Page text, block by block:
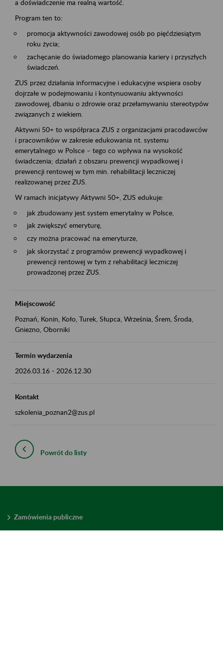
a doświadczenie ma realną wartość.
Program ten to:
promocja aktywności zawodowej osób po pięćdziesiątym
roku życia;
zachęcanie do świadomego planowania kariery i przyszłych
świadczeń.
ZUS przez działania informacyjne i edukacyjne wspiera osoby
dojrzałe w podejmowaniu i kontynuowaniu aktywności
zawodowej, dbaniu o zdrowie oraz przełamywaniu stereotypów
związanych z wiekiem.
Aktywni 50+ to współpraca ZUS z organizacjami pracodawców
i pracowników w zakresie edukowania nt. systemu
emerytalnego w Polsce – tego co wpływa na wysokość
świadczenia; działań z obszaru prewencji wypadkowej i
prewencji rentowej w tym min. rehabilitacji leczniczej
realizowanej przez ZUS.
W ramach inicjatywy Aktywni 50+, ZUS edukuje:
jak zbudowany jest system emerytalny w Polsce,
jak zwiększyć emeryturę,
czy można pracować na emeryturze,
jak skorzystać z programów prewencji wypadkowej i
prewencji rentowej w tym z rehabilitacji leczniczej
prowadzonej przez ZUS.
Miejscowość
Poznań, Konin, Koło, Turek, Słupca, Września, Śrem, Środa,
Gniezno, Oborniki
Termin wydarzenia
2026.03.16 - 2026.12.30
Kontakt
szkolenia_poznan2@zus.pl
Powrót do listy
Zamówienia publiczne